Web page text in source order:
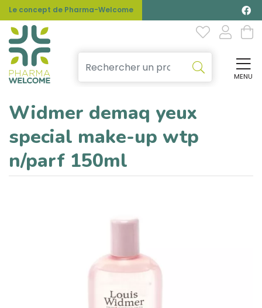
Le concept de Pharma-Welcome
MENU
Widmer demaq yeux
special make-up wtp
n/parf 150ml